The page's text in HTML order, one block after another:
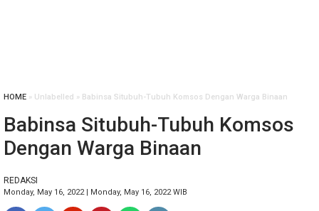
HOME » Unlabelled » Babinsa Situbuh-Tubuh Komsos Dengan Warga Binaan
Babinsa Situbuh-Tubuh Komsos
Dengan Warga Binaan
REDAKSI
Monday, May 16, 2022 | Monday, May 16, 2022 WIB